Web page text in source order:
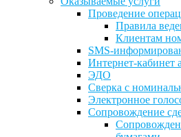
Проведение
Правила
Клиентам
SMS-
Интернет-кабинет
ЭДО
Сверка с
Электронное
Сопровождение